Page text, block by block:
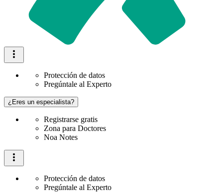
Protección de datos
Pregúntale al Experto
¿Eres un especialista?
Registrarse gratis
Zona para Doctores
Noa Notes
Protección de datos
Pregúntale al Experto